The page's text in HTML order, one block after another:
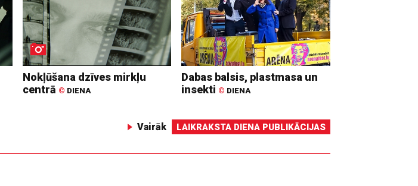
Nokļūšana dzīves mirkļu
centrā © DIENA
Dabas balsis, plastmasa un
insekti © DIENA
Vairāk LAIKRAKSTA DIENA PUBLIKĀCIJAS